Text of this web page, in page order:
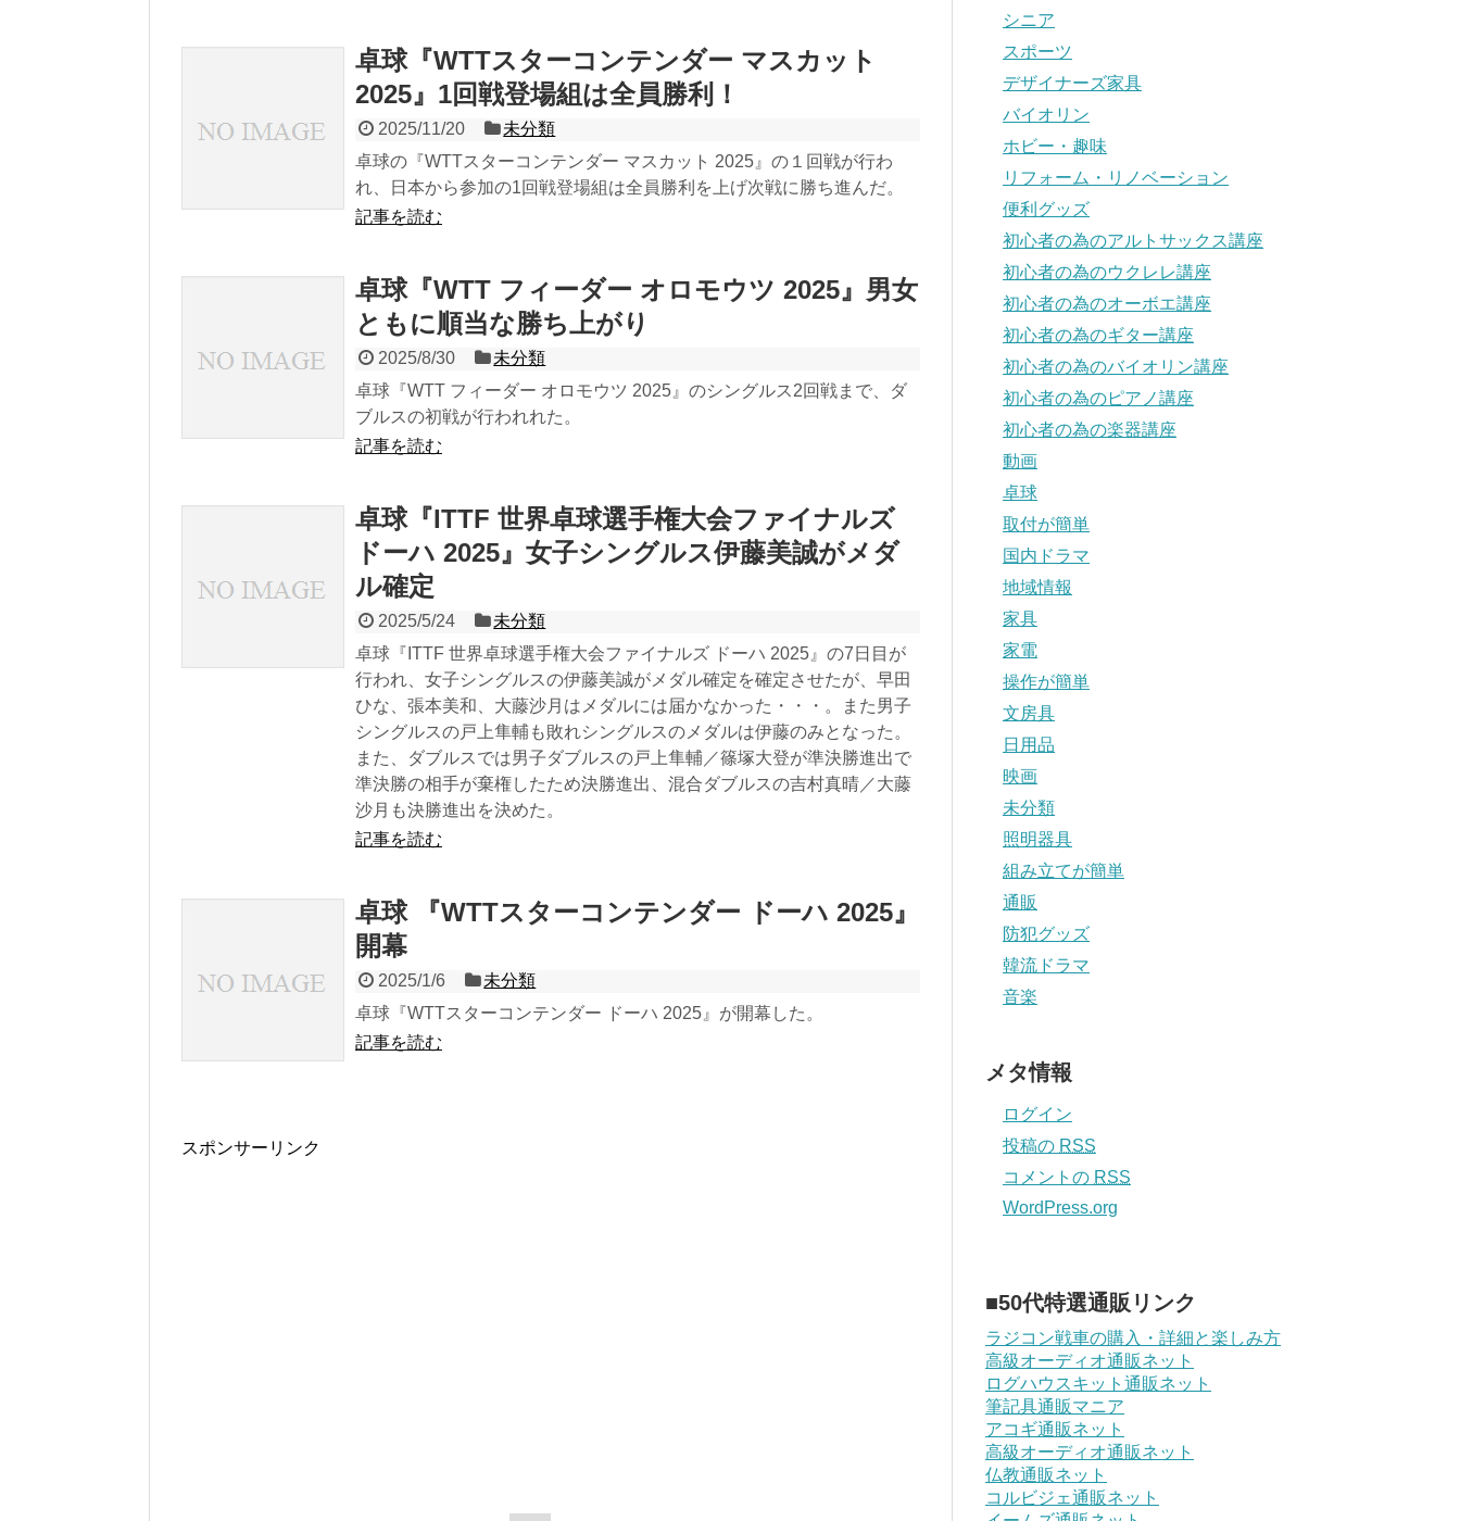
卓球『WTTスターコンテンダー マスカット
2025』1回戦登場組は全員勝利！
2025/11/20
未分類
卓球の『WTTスターコンテンダー マスカット 2025』の１回戦が行わ
れ、日本から参加の1回戦登場組は全員勝利を上げ次戦に勝ち進んだ。
記事を読む
卓球『WTT フィーダー オロモウツ 2025』男女
ともに順当な勝ち上がり
2025/8/30
未分類
卓球『WTT フィーダー オロモウツ 2025』のシングルス2回戦まで、ダ
ブルスの初戦が行われれた。
記事を読む
卓球『ITTF 世界卓球選手権大会ファイナルズ
ドーハ 2025』女子シングルス伊藤美誠がメダ
ル確定
2025/5/24
未分類
卓球『ITTF 世界卓球選手権大会ファイナルズ ドーハ 2025』の7日目が
行われ、女子シングルスの伊藤美誠がメダル確定を確定させたが、早田
ひな、張本美和、大藤沙月はメダルには届かなかった・・・。また男子
シングルスの戸上隼輔も敗れシングルスのメダルは伊藤のみとなった。
また、ダブルスでは男子ダブルスの戸上隼輔／篠塚大登が準決勝進出で
準決勝の相手が棄権したため決勝進出、混合ダブルスの吉村真晴／大藤
沙月も決勝進出を決めた。
記事を読む
卓球 『WTTスターコンテンダー ドーハ 2025』
開幕
2025/1/6
未分類
卓球『WTTスターコンテンダー ドーハ 2025』が開幕した。
記事を読む
スポンサーリンク
シニア
スポーツ
デザイナーズ家具
バイオリン
ホビー・趣味
リフォーム・リノベーション
便利グッズ
初心者の為のアルトサックス講座
初心者の為のウクレレ講座
初心者の為のオーボエ講座
初心者の為のギター講座
初心者の為のバイオリン講座
初心者の為のピアノ講座
初心者の為の楽器講座
動画
卓球
取付が簡単
国内ドラマ
地域情報
家具
家電
操作が簡単
文房具
日用品
映画
未分類
照明器具
組み立てが簡単
通販
防犯グッズ
韓流ドラマ
音楽
メタ情報
ログイン
投稿の RSS
コメントの RSS
WordPress.org
■50代特選通販リンク
ラジコン戦車の購入・詳細と楽しみ方
高級オーディオ通販ネット
ログハウスキット通販ネット
筆記具通販マニア
アコギ通販ネット
高級オーディオ通販ネット
仏教通販ネット
コルビジェ通販ネット